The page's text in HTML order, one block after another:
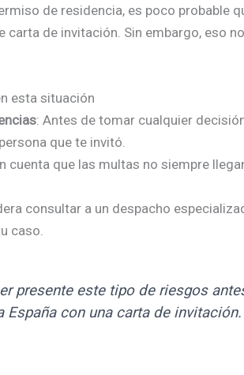
de residencia, es poco probable
carta de invitación. Sin embargo, eso
esta situación
: Antes de tomar cualquier
que te invitó.
cuenta que las multas no siempre
consultar a un despacho
caso.
presente este tipo de riesgos
España con una carta de invitación.